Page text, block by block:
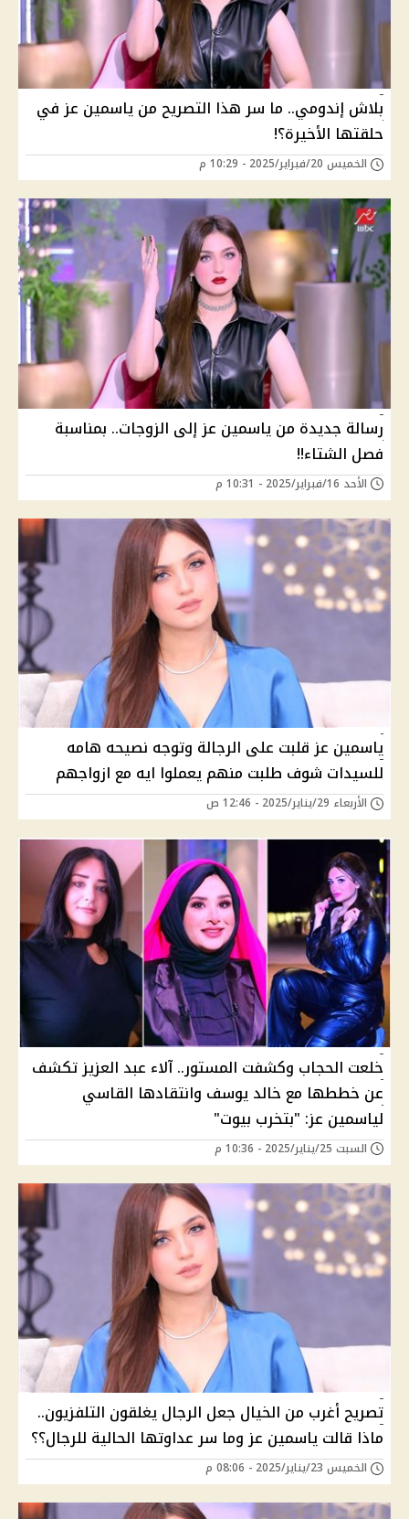
بلاش إندومي.. ما سر هذا التصريح من ياسمين عز في
حلقتها الأخيرة؟!
الخميس 20/فبراير/2025 - 10:29 م
رسالة جديدة من ياسمين عز إلى الزوجات.. بمناسبة
فصل الشتاء!!
الأحد 16/فبراير/2025 - 10:31 م
ياسمين عز قلبت على الرجالة وتوجه نصيحه هامه
للسيدات شوف طلبت منهم يعملوا ايه مع ازواجهم
الأربعاء 29/يناير/2025 - 12:46 ص
خلعت الحجاب وكشفت المستور.. آلاء عبد العزيز تكشف
عن خططها مع خالد يوسف وانتقادها القاسي
لياسمين عز: "بتخرب بيوت"
السبت 25/يناير/2025 - 10:36 م
تصريح أغرب من الخيال جعل الرجال يغلقون التلفزيون..
ماذا قالت ياسمين عز وما سر عداوتها الحالية للرجال؟؟
الخميس 23/يناير/2025 - 08:06 م